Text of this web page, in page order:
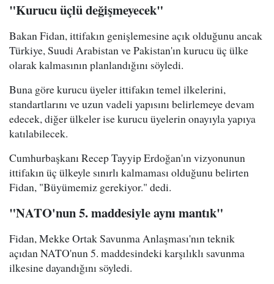
"Kurucu üçlü değişmeyecek"
Bakan Fidan, ittifakın genişlemesine açık olduğunu ancak
Türkiye, Suudi Arabistan ve Pakistan'ın kurucu üç ülke
olarak kalmasının planlandığını söyledi.
Buna göre kurucu üyeler ittifakın temel ilkelerini,
standartlarını ve uzun vadeli yapısını belirlemeye devam
edecek, diğer ülkeler ise kurucu üyelerin onayıyla yapıya
katılabilecek.
Cumhurbaşkanı Recep Tayyip Erdoğan'ın vizyonunun
ittifakın üç ülkeyle sınırlı kalmaması olduğunu belirten
Fidan, "Büyümemiz gerekiyor." dedi.
"NATO'nun 5. maddesiyle aynı mantık"
Fidan, Mekke Ortak Savunma Anlaşması'nın teknik
açıdan NATO'nun 5. maddesindeki karşılıklı savunma
ilkesine dayandığını söyledi.